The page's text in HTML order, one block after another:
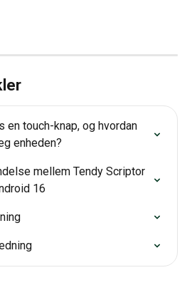
en touch-knap, og hvordan
enheden?
mellem Tendy Scriptor
16